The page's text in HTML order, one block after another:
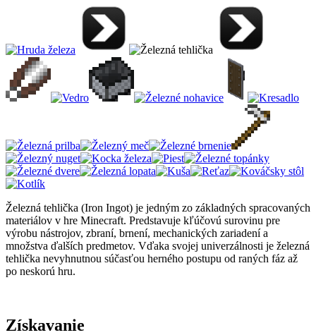
Železná tehlička (Iron Ingot) je jedným zo základných spracovaných
materiálov v hre Minecraft. Predstavuje kľúčovú surovinu pre
výrobu nástrojov, zbraní, brnení, mechanických zariadení a
množstva ďalších predmetov. Vďaka svojej univerzálnosti je železná
tehlička nevyhnutnou súčasťou herného postupu od raných fáz až
po neskorú hru.
Získavanie